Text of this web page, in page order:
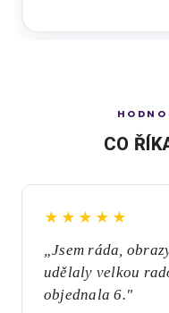
CO
★★★★★
„Jsem ráda,
udělaly velkou
objednala 6."